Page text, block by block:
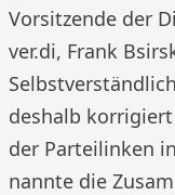
Vorsitzende der
ver.di, Frank
deshalb
der Parteilinken
nannte die